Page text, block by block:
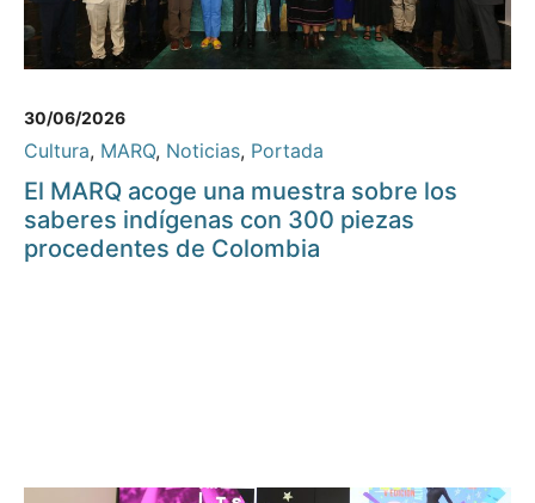
30/06/2026
Cultura, MARQ, Noticias, Portada
El MARQ acoge una muestra sobre los
saberes indígenas con 300 piezas
procedentes de Colombia